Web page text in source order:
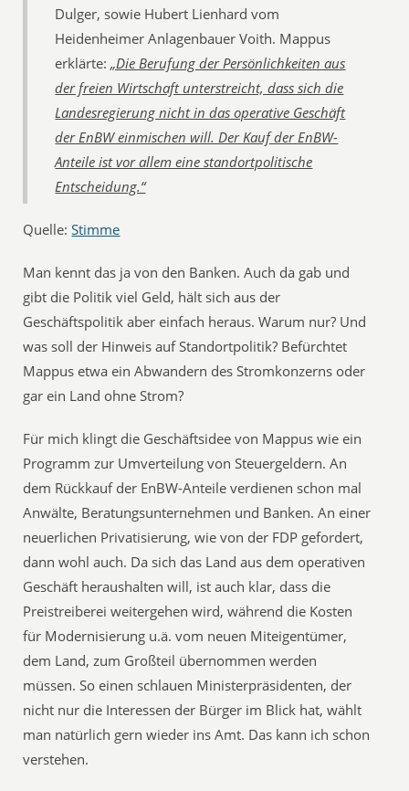
Dulger, sowie Hubert Lienhard vom
Heidenheimer Anlagenbauer Voith. Mappus
erklärte:„Die Berufung der Persönlichkeiten aus
der freien Wirtschaft unterstreicht, dass sich die
Landesregierung nicht in das operative Geschäft
der EnBW einmischen will. Der Kauf der EnBW-
Anteile ist vor allem eine standortpolitische
Entscheidung.“
Quelle:Stimme
Man kennt das ja von den Banken. Auch da gab und
gibt die Politik viel Geld, hält sich aus der
Geschäftspolitik aber einfach heraus. Warum nur? Und
was soll der Hinweis auf Standortpolitik? Befürchtet
Mappus etwa ein Abwandern des Stromkonzerns oder
gar ein Land ohne Strom?
Für mich klingt die Geschäftsidee von Mappus wie ein
Programm zur Umverteilung von Steuergeldern. An
dem Rückkauf der EnBW-Anteile verdienen schon mal
Anwälte, Beratungsunternehmen und Banken. An einer
neuerlichen Privatisierung, wie von der FDP gefordert,
dann wohl auch. Da sich das Land aus dem operativen
Geschäft heraushalten will, ist auch klar, dass die
Preistreiberei weitergehen wird, während die Kosten
für Modernisierung u.ä. vom neuen Miteigentümer,
dem Land, zum Großteil übernommen werden
müssen. So einen schlauen Ministerpräsidenten, der
nicht nur die Interessen der Bürger im Blick hat, wählt
man natürlich gern wieder ins Amt. Das kann ich schon
verstehen.